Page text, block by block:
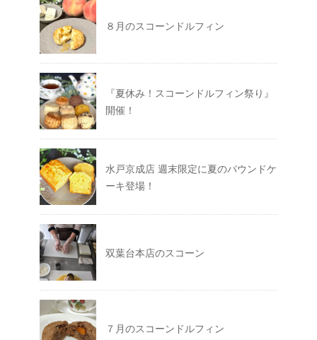
８月のスコーンドルフィン
『夏休み！スコーンドルフィン祭り』
開催！
水戸京成店 週末限定に夏のパウンドケ
ーキ登場！
双葉台本店のスコーン
７月のスコーンドルフィン